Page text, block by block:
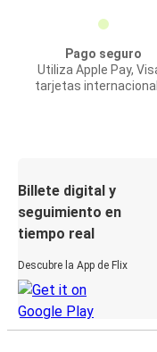
Pago seguro
Utiliza Apple Pay,
tarjetas
Billete digital y
seguimiento en
tiempo real
Descubre la App de Flix